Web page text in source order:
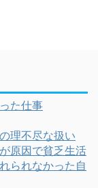
た仕事
理不尽な扱い
原因で貧乏生活
られなかった自